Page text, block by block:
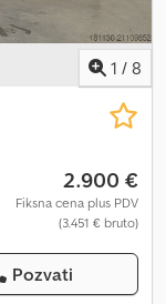
1 / 8
2.900 €
Fiksna cena plus PDV
(3.451 € bruto)
Pozvati